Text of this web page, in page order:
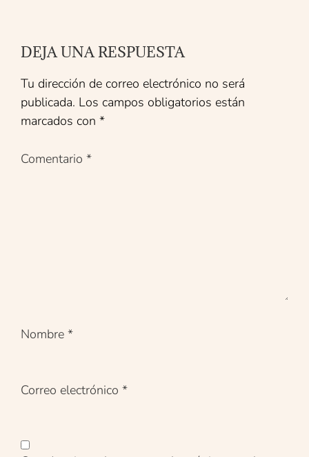
DEJA UNA RESPUESTA
Tu dirección de correo electrónico no será
publicada. Los campos obligatorios están
marcados con *
Comentario *
Nombre *
Correo electrónico *